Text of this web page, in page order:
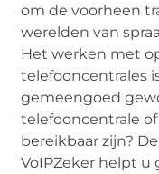
om de voorheen
werelden van
Het werken met
telefooncentrales
gemeengoed
telefooncentrale
bereikbaar zijn?
VoIPZeker helpt u